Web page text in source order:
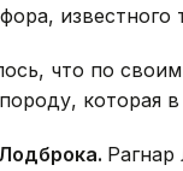
известного
что по
которая
Рагнар